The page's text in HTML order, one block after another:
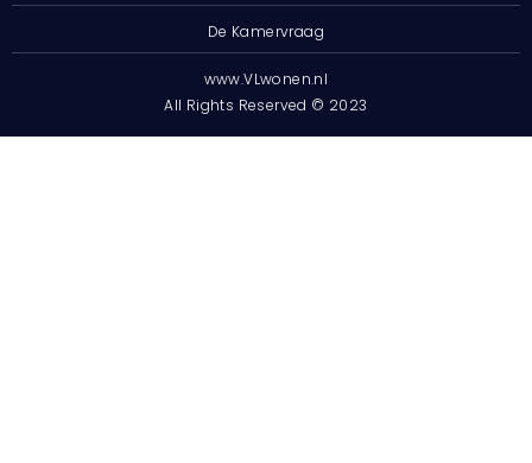
De Kamervraag
www.VLwonen.nl
All Rights Reserved © 2023